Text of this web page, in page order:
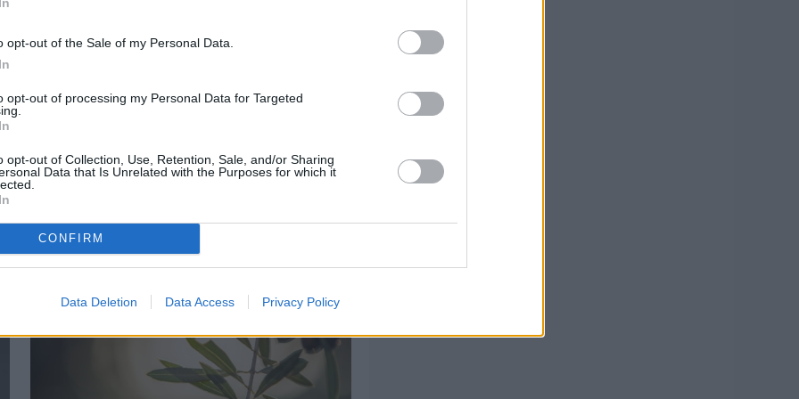
opt-out of the Sale of my Personal Data.
opt-out of processing my Personal Data for Targeted
opt-out of Collection, Use, Retention, Sale, and/or Sharing
Data that Is Unrelated with the Purposes for which it
CONFIRM
Data Deletion Data Access Privacy Policy